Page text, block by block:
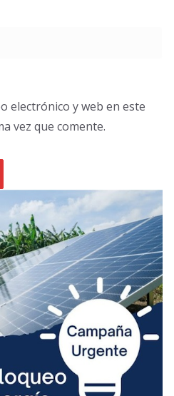
electrónico y web en este
vez que comente.